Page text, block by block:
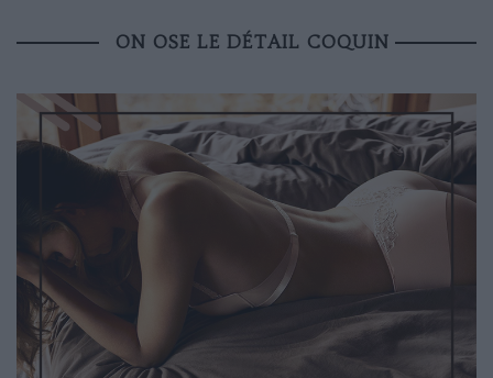
ON OSE LE DÉTAIL COQUIN